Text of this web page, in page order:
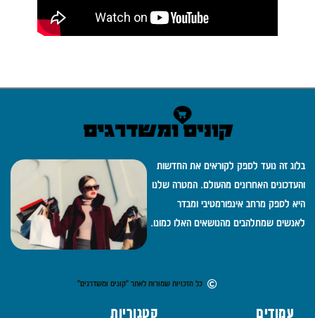
בלוג זה נועד לספק לקוראים את החדשות
והעדכונים האחרונים מהעולם. המטרה שלנו
היא לספק מרחב אינפורמטיבי ומבדר
לאנשים שמתלהבים מהנושאים האלו כמונו.
כל הזכויות שמורות לאתר "קונים ומשדרגים"
עמודים קטגוריות